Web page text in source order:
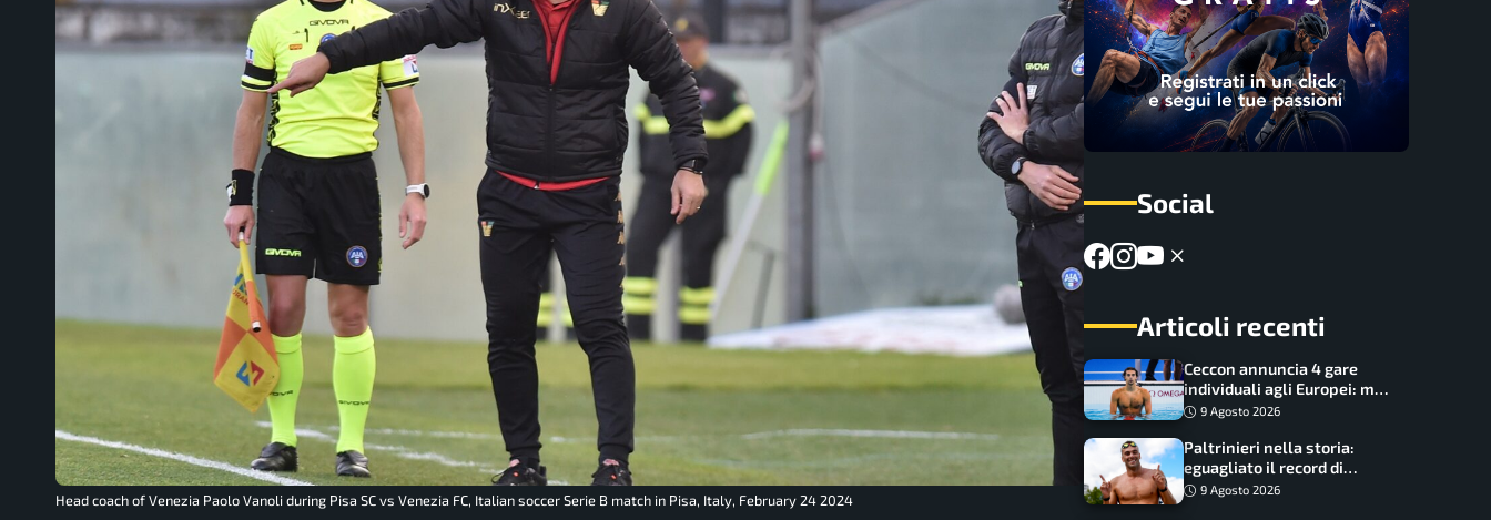
Head coach of Venezia Paolo Vanoli during Pisa SC vs Venezia FC, Italian soccer Serie B match in Pisa, Italy, February 24 2024
Social
Articoli recenti
Ceccon annuncia 4 gare
individuali agli Europei: ma
c’è una grossa rinuncia
9 Agosto 2026
Paltrinieri nella storia:
eguagliato il record di
medaglie di Federica
9 Agosto 2026